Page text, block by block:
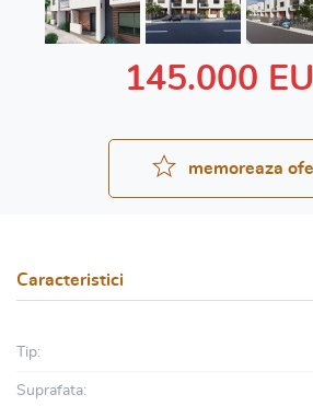
145.000
memoreaza
Caracteristici
Tip:
Suprafata: